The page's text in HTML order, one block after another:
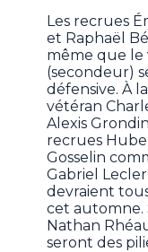
Les recrues
et Raphaël
même que le
(secondeur)
défensive. À
vétéran
Alexis
recrues
Gosselin
Gabriel
devraient
cet automne.
Nathan
seront des